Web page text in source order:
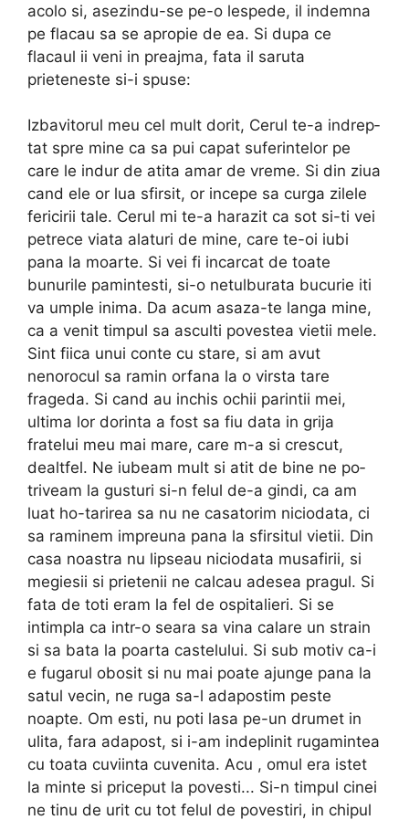
acolo si, asezindu-se pe-o lespede, il indemna
pe flacau sa se apropie de ea. Si dupa ce
flacaul ii veni in preajma, fata il saruta
prieteneste si-i spuse:
Izbavitorul meu cel mult dorit, Cerul te-a indrep­
tat spre mine ca sa pui capat suferintelor pe
care le in­dur de atita amar de vreme. Si din ziua
cand ele or lua sfirsit, or incepe sa curga zilele
fericirii tale. Cerul mi te-a harazit ca sot si-ti vei
petrece viata alaturi de mine, care te-oi iubi
pana la moarte. Si vei fi incarcat de toate
bunurile pamintesti, si-o netulburata bucurie iti
va umple inima. Da acum asaza-te langa mine,
ca a venit timpul sa asculti povestea vietii mele.
Sint fiica unui conte cu stare, si am avut
nenorocul sa ramin orfana la o virsta tare
frageda. Si cand au inchis ochii parintii mei,
ultima lor dorinta a fost sa fiu data in grija
fratelui meu mai mare, care m-a si crescut,
dealtfel. Ne iubeam mult si atit de bine ne po­
triveam la gusturi si-n felul de-a gindi, ca am
luat ho-tarirea sa nu ne casatorim niciodata, ci
sa raminem im­preuna pana la sfirsitul vietii. Din
casa noastra nu lip­seau niciodata musafirii, si
megiesii si prietenii ne cal­cau adesea pragul. Si
fata de toti eram la fel de ospi­talieri. Si se
intimpla ca intr-o seara sa vina calare un strain
si sa bata la poarta castelului. Si sub motiv ca-i
e fugarul obosit si nu mai poate ajunge pana la
satul vecin, ne ruga sa-l adapostim peste
noapte. Om esti, nu poti lasa pe-un drumet in
ulita, fara adapost, si i-am indeplinit rugamintea
cu toata cuviinta cuvenita. Acu , omul era istet
la minte si priceput la povesti... Si-n timpul cinei
ne tinu de urit cu tot felul de povestiri, in chipul